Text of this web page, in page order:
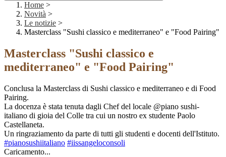
Home >
Novità >
Le notizie >
Masterclass "Sushi classico e mediterraneo" e "Food Pairing"
Masterclass "Sushi classico e
mediterraneo" e "Food Pairing"
Conclusa la Masterclass di Sushi classico e mediterraneo e di Food
Pairing.
La docenza è stata tenuta dagli Chef del locale @piano sushi-
italiano di gioia del Colle tra cui un nostro ex studente Paolo
Castellaneta.
Un ringraziamento da parte di tutti gli studenti e docenti dell'Istituto.
#pianosushiitaliano #iissangeloconsoli
Caricamento...